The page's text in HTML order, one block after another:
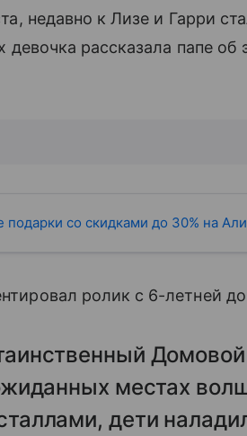
недавно к Лизе и Гарри
девочка рассказала папе об
со скидками до 30% на
ролик с 6-летней
Домовой
местах
дети